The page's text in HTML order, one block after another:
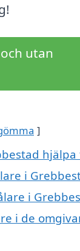
utan
hjälpa
i
i
i de